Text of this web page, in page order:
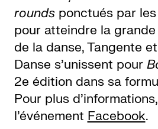
rounds ponctués par
pour atteindre la grande
de la danse, Tangente
Danse s’unissent pour
2e édition dans sa
Pour plus
l’événement Facebook.